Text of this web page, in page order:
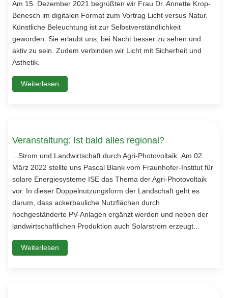
Am 15. Dezember 2021 begrüßten wir Frau Dr. Annette Krop-
Benesch im digitalen Format zum Vortrag Licht versus Natur.
Künstliche Beleuchtung ist zur Selbstverständlichkeit
geworden. Sie erlaubt uns, bei Nacht besser zu sehen und
aktiv zu sein. Zudem verbinden wir Licht mit Sicherheit und
Ästhetik.
Weiterlesen
Veranstaltung: Ist bald alles regional?
...Strom und Landwirtschaft durch Agri-Photovoltaik. Am 02.
März 2022 stellte uns Pascal Blank vom Fraunhofer-Institut für
solare Energiesysteme ISE das Thema der Agri-Photovoltaik
vor. In dieser Doppelnutzungsform der Landschaft geht es
darum, dass ackerbauliche Nutzflächen durch
hochgeständerte PV-Anlagen ergänzt werden und neben der
landwirtschaftlichen Produktion auch Solarstrom erzeugt...
Weiterlesen